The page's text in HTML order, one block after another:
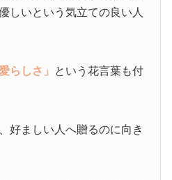
しいという気立ての良い人
愛らしさ」 という花言葉も付
好ましい人へ贈るのに向き